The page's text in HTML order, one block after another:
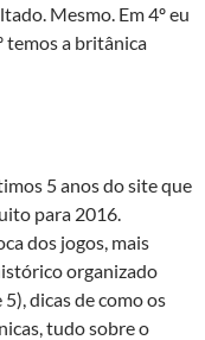
Mesmo. Em 4º eu
temos a britânica
5 anos do site que
para 2016.
dos jogos, mais
organizado
5), dicas de como os
tudo sobre o